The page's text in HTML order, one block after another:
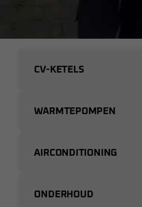
CV-KETELS
WARMTEPOMPEN
AIRCONDITIONING
ONDERHOUD